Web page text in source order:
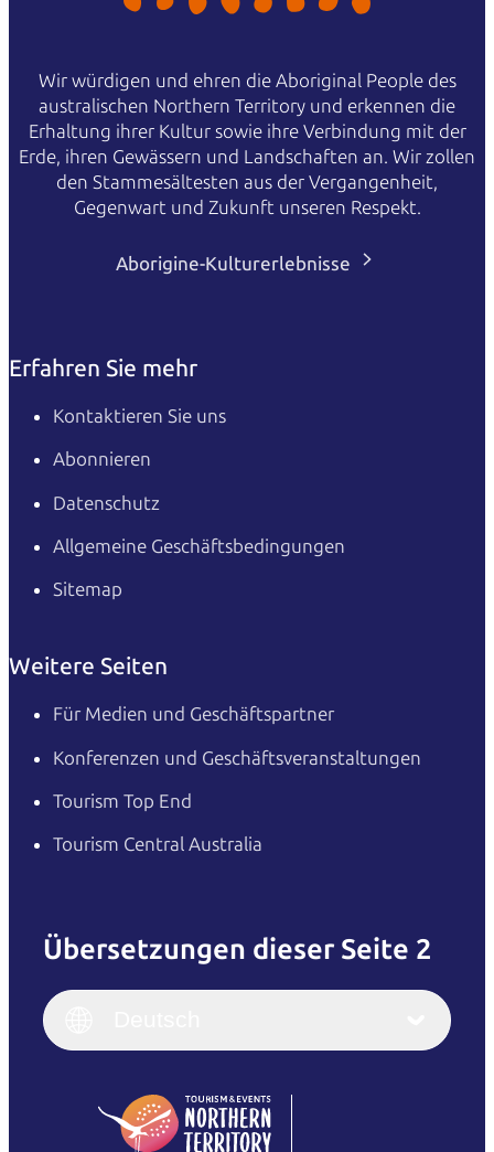
Wir würdigen und ehren die Aboriginal People des
australischen Northern Territory und erkennen die
Erhaltung ihrer Kultur sowie ihre Verbindung mit der
Erde, ihren Gewässern und Landschaften an. Wir zollen
den Stammesältesten aus der Vergangenheit,
Gegenwart und Zukunft unseren Respekt.
Aborigine-Kulturerlebnisse
Erfahren Sie mehr
Kontaktieren Sie uns
Abonnieren
Datenschutz
Allgemeine Geschäftsbedingungen
Sitemap
Weitere Seiten
Für Medien und Geschäftspartner
Konferenzen und Geschäftsveranstaltungen
Tourism Top End
Tourism Central Australia
Übersetzungen dieser Seite 2
English
(Singapore)
Italiano